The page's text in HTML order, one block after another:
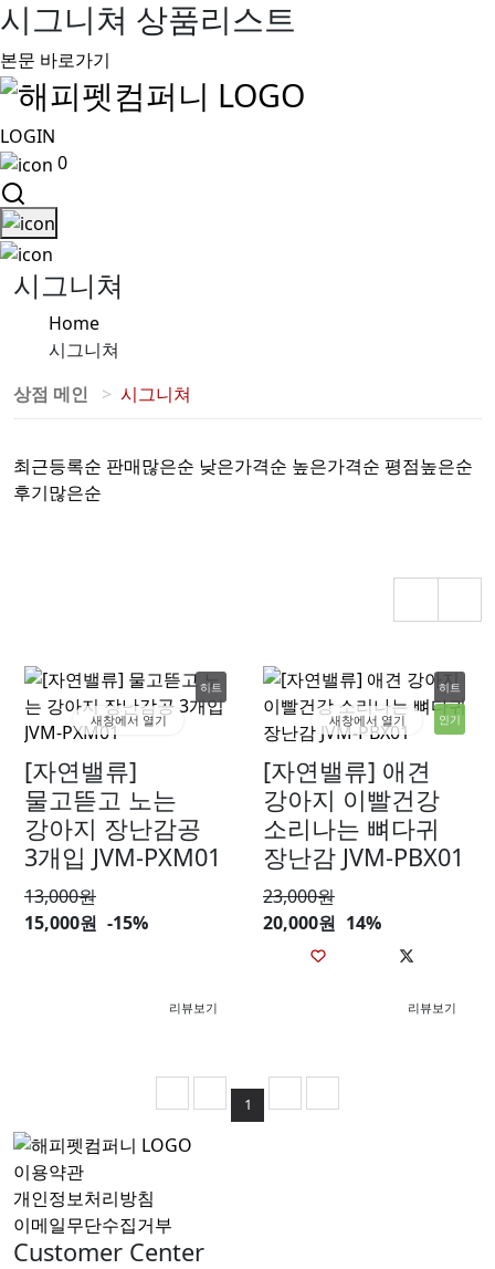
시그니쳐 상품리스트
본문 바로가기
LOGIN
0
시그니쳐
Home
시그니쳐
상점 메인
시그니쳐
최근등록순 판매많은순 낮은가격순 높은가격순 평점높은순
후기많은순
히트
새창에서 열기
[자연밸류]
물고뜯고 노는
강아지 장난감공
3개입 JVM-PXM01
13,000원
15,000원 -15%
리뷰보기
히트
인기
새창에서 열기
[자연밸류] 애견
강아지 이빨건강
소리나는 뼈다귀
장난감 JVM-PBX01
23,000원
20,000원 14%
리뷰보기
1
이용약관
개인정보처리방침
이메일무단수집거부
Customer Center